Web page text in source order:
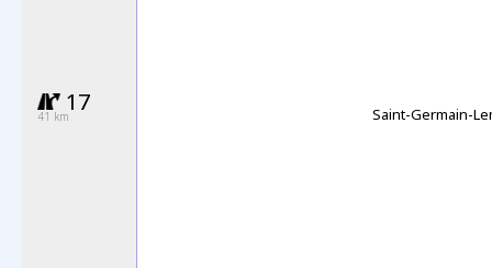
17
41 km Saint-Germain-